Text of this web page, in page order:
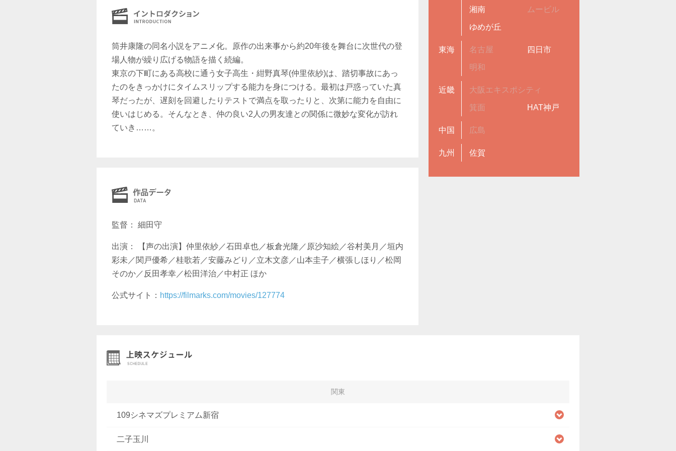
筒井康隆の同名小説をアニメ化。原作の出来事から約20年後を舞台に次世代の登
場人物が繰り広げる物語を描く続編。
東京の下町にある高校に通う女子高生・紺野真琴(仲里依紗)は、踏切事故にあっ
たのをきっかけにタイムスリップする能力を身につける。最初は戸惑っていた真
琴だったが、遅刻を回避したりテストで満点を取ったりと、次第に能力を自由に
使いはじめる。そんなとき、仲の良い2人の男友達との関係に微妙な変化が訪れ
ていき……。
監督： 細田守
出演： 【声の出演】仲里依紗／石田卓也／板倉光隆／原沙知絵／谷村美月／垣内
彩未／関戸優希／桂歌若／安藤みどり／立木文彦／山本圭子／横張しほり／松岡
そのか／反田孝幸／松田洋治／中村正 ほか
公式サイト： https://filmarks.com/movies/127774
湘南 ムービル
ゆめが丘
東海 名古屋 四日市
明和
近畿 大阪エキスポシティ
箕面 HAT神戸
中国 広島
九州 佐賀
関東
109シネマズプレミアム新宿
二子玉川